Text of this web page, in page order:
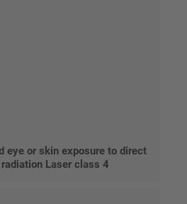
eye or skin exposure to direct
Laser class 4